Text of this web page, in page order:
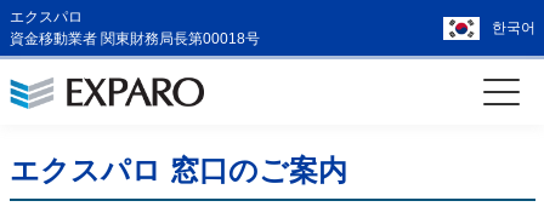
エクスパロ
資金移動業者 関東財務局長第00018号
한국어
エクスパロ 窓口のご案内